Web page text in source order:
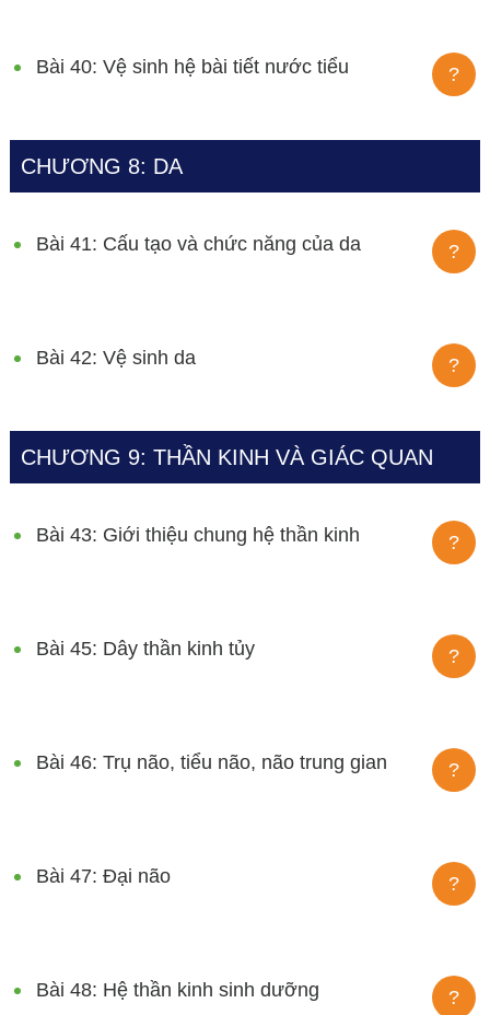
Bài 40: Vệ sinh hệ bài tiết nước tiểu ?
CHƯƠNG 8: DA
Bài 41: Cấu tạo và chức năng của da ?
Bài 42: Vệ sinh da ?
CHƯƠNG 9: THẦN KINH VÀ GIÁC QUAN
Bài 43: Giới thiệu chung hệ thần kinh ?
Bài 45: Dây thần kinh tủy ?
Bài 46: Trụ não, tiểu não, não trung gian ?
Bài 47: Đại não ?
Bài 48: Hệ thần kinh sinh dưỡng ?